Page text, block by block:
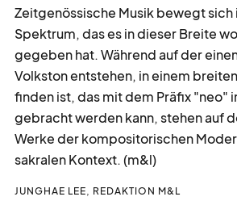
Zeitgenössische Musik bewegt sich
Spektrum, das es in dieser Breite
gegeben hat. Während auf der
Volkston entstehen, in einem
finden ist, das mit dem Präfix "neo"
gebracht werden kann, stehen auf
Werke der kompositorischen
sakralen Kontext. (m&l)
JUNGHAE LEE, REDAKTION M&L